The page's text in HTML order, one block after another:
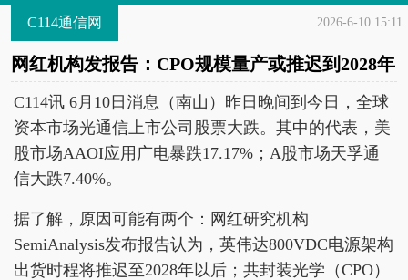
C114通信网 2026-6-10 15:11
网红机构发报告：CPO规模量产或推迟到2028年
C114讯 6月10日消息（南山）昨日晚间到今日，全球
资本市场光通信上市公司股票大跌。其中的代表，美
股市场AAOI应用广电暴跌17.17%；A股市场天孚通
信大跌7.40%。
据了解，原因可能有两个：网红研究机构
SemiAnalysis发布报告认为，英伟达800VDC电源架构
出货时程将推迟至2028年以后；共封装光学（CPO）